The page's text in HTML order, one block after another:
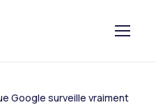
Google surveille vraiment